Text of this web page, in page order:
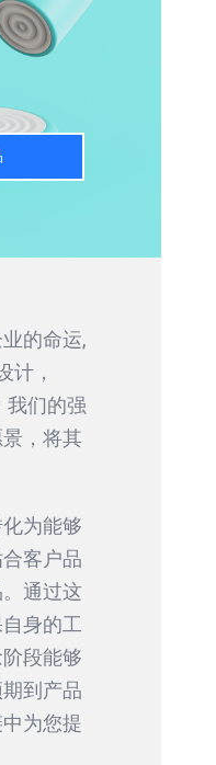
的命运,
计，
我们的强
，将其
为能够
客户品
通过这
身的工
段能够
到产品
为您提